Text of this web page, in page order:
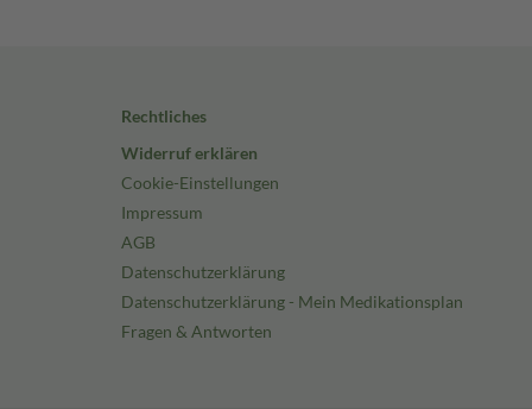
Rechtliches
Widerruf erklären
Cookie-Einstellungen
Impressum
AGB
Datenschutzerklärung
Datenschutzerklärung - Mein Medikationsplan
Fragen & Antworten